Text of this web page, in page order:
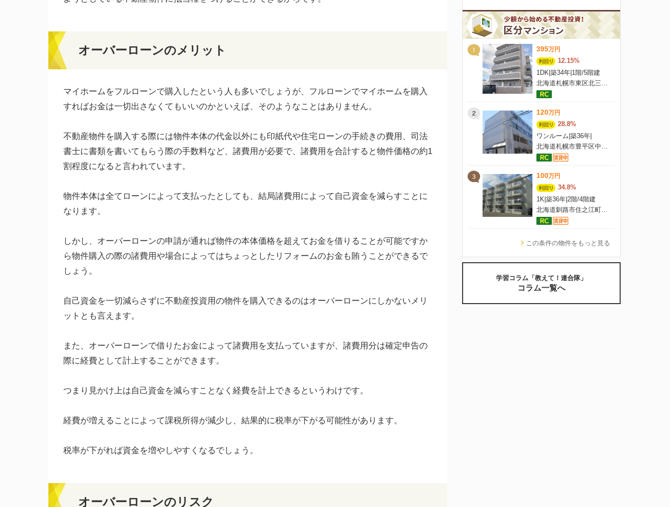
オーバーローンのメリット
マイホームをフルローンで購入したという人も多いでしょうが、フルローンでマイホームを購入
すればお金は一切出さなくてもいいのかといえば、そのようなことはありません。
不動産物件を購入する際には物件本体の代金以外にも印紙代や住宅ローンの手続きの費用、司法
書士に書類を書いてもらう際の手数料など、諸費用が必要で、諸費用を合計すると物件価格の約1
割程度になると言われています。
物件本体は全てローンによって支払ったとしても、結局諸費用によって自己資金を減らすことに
なります。
しかし、オーバーローンの申請が通れば物件の本体価格を超えてお金を借りることが可能ですか
ら物件購入の際の諸費用や場合によってはちょっとしたリフォームのお金も賄うことができるで
しょう。
自己資金を一切減らさずに不動産投資用の物件を購入できるのはオーバーローンにしかないメリ
ットとも言えます。
また、オーバーローンで借りたお金によって諸費用を支払っていますが、諸費用分は確定申告の
際に経費として計上することができます。
つまり見かけ上は自己資金を減らすことなく経費を計上できるというわけです。
経費が増えることによって課税所得が減少し、結果的に税率が下がる可能性があります。
税率が下がれば資金を増やしやすくなるでしょう。
オーバーローンのリスク
395万円
12.15%
1DK 築34年 1階/5階建
120万円
28.8%
ワンルーム 築36年
100万円
34.8%
1K 築36年 2階/4階建
この条件の物件をもっと見る
学習コラム「教えて！連合隊」
コラム一覧へ